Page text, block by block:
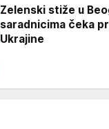
Zelenski stiže u
saradnicima čeka
Ukrajine